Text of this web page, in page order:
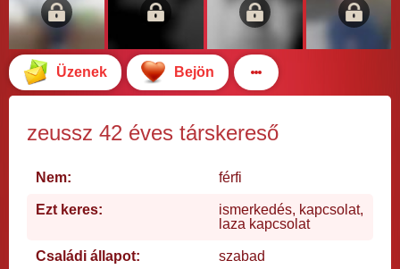
Üzenek Bejön
zeussz 42 éves társkereső
Nem: férfi
Ezt keres:
ismerkedés, kapcsolat,
laza kapcsolat
Családi állapot: szabad